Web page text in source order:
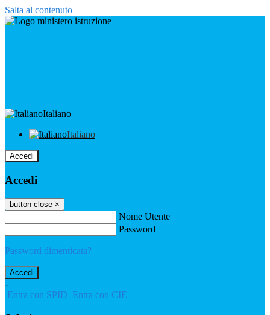
Salta al contenuto
Italiano
Italiano
Accedi
Accedi
button close ×
Nome Utente
Password
Password dimenticata?
-
Entra con SPID Entra con CIE